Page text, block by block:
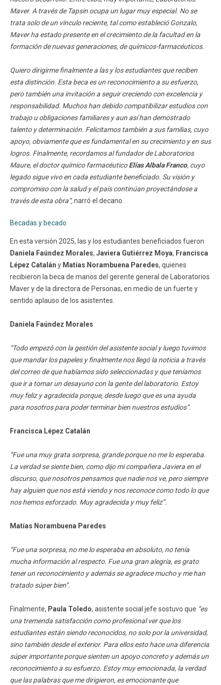
Maver. A través de Tapsin ocupa un lugar muy especial. No se
trata solo de un vínculo reciente, tal como estableció Gonzalo,
Maver ha estado presente en el crecimiento de la facultad en la
formación de nuevas generaciones, de químicos-farmacéuticos.
Quiero dirigirme finalmente a las y los estudiantes que reciben
esta distinción. Esta beca es un reconocimiento a su esfuerzo,
pero también una invitación a seguir creciendo con excelencia y
responsabilidad. Muchos han debido compatibilizar estudios con
trabajo u obligaciones familiares y aun así han demostrado
talento y determinación. Felicitamos también a sus familias, cuyo
apoyo, obviamente que es fundamental en su crecimiento y en sus
logros. Finalmente, recordamos al fundador de Laboratorios
Maure, el doctor químico farmacéuticoElías Albala Franco, cuyo
legado sigue vivo en cada estudiante beneficiado. Su visión y
compromiso con la salud y el país continúan proyectándose a
través de esta obra”,narró el decano.
Becadas y becado
En esta versión 2025, las y los estudiantes beneficiados fueron
Daniela Faúndez Morales, Javiera Gutiérrez Moya, Francisca
Lépez Catalán y Matías Norambuena Paredes, quienes
recibieron la beca de manos del gerente general de Laboratorios
Maver y de la directora de Personas, en medio de un fuerte y
sentido aplauso de los asistentes.
Daniela Faúndez Morales
“Todo empezó con la gestión del asistente social y luego tuvimos
que mandar los papeles y finalmente nos llegó la noticia a través
del correo de que habíamos sido seleccionadas y que teníamos
que ir a tomar un desayuno con la gente del laboratorio. Estoy
muy feliz y agradecida porque, desde luego que es una ayuda
para nosotros para poder terminar bien nuestros estudios”.
Francisca Lépez Catalán
“Fue una muy grata sorpresa, grande porque no me lo esperaba.
La verdad se siente bien, como dijo mi compañera Javiera en el
discurso, que nosotros pensamos que nadie nos ve, pero siempre
hay alguien que nos está viendo y nos reconoce como todo lo que
nos hemos esforzado. Muy agradecida y muy feliz”.
Matías Norambuena Paredes
“Fue una sorpresa, no me lo esperaba en absoluto, no tenía
mucha información al respecto. Fue una gran alegría, es grato
tener un reconocimiento y además se agradece mucho y me han
tratado súper bien”.
Finalmente, Paula Toledo, asistente social jefe sostuvo que “es
una tremenda satisfacción como profesional ver que los
estudiantes están siendo reconocidos, no solo por la universidad,
sino también desde el exterior. Para ellos esto hace una diferencia
súper importante porque sienten un apoyo concreto y además un
reconocimiento a su esfuerzo. Estoy muy emocionada, la verdad
que las palabras que me dirigieron, es emocionante que